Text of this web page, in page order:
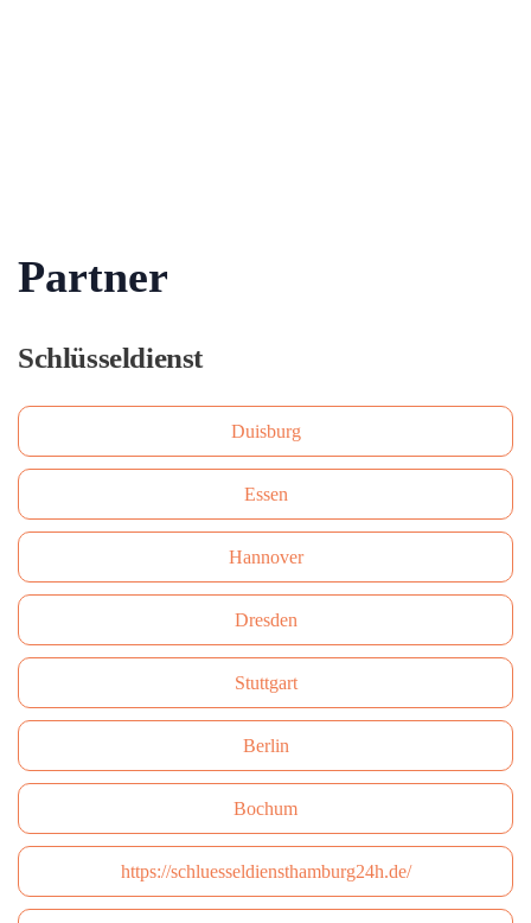
Partner
Schlüsseldienst
Duisburg
Essen
Hannover
Dresden
Stuttgart
Berlin
Bochum
https://schluesseldiensthamburg24h.de/